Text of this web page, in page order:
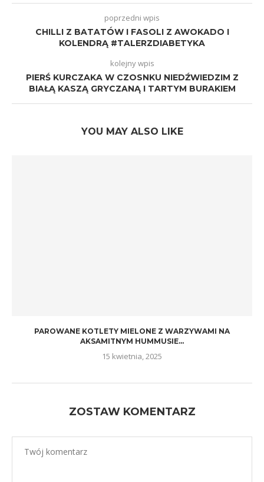
poprzedni wpis
CHILLI Z BATATÓW I FASOLI Z AWOKADO I
KOLENDRĄ #TALERZDIABETYKA
kolejny wpis
PIERŚ KURCZAKA W CZOSNKU NIEDŹWIEDZIM Z
BIAŁĄ KASZĄ GRYCZANĄ I TARTYM BURAKIEM
YOU MAY ALSO LIKE
PAROWANE KOTLETY MIELONE Z WARZYWAMI NA
AKSAMITNYM HUMMUSIE...
15 kwietnia, 2025
ZOSTAW KOMENTARZ